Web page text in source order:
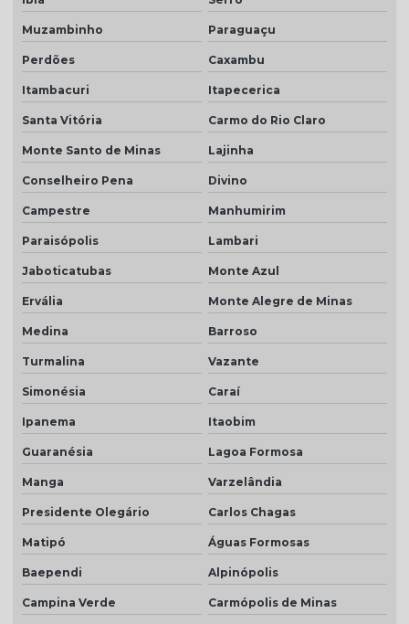
Muzambinho Paraguaçu
Perdões Caxambu
Itambacuri Itapecerica
Santa Vitória Carmo do Rio Claro
Monte Santo de Minas Lajinha
Conselheiro Pena Divino
Campestre Manhumirim
Paraisópolis Lambari
Jaboticatubas Monte Azul
Ervália Monte Alegre de Minas
Medina Barroso
Turmalina Vazante
Simonésia Caraí
Ipanema Itaobim
Guaranésia Lagoa Formosa
Manga Varzelândia
Presidente Olegário Carlos Chagas
Matipó Águas Formosas
Baependi Alpinópolis
Campina Verde Carmópolis de Minas